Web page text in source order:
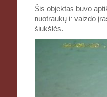
Šis objektas buvo
nuotraukų ir vaizdo
šiukšlės.